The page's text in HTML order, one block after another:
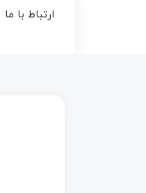
ارتباط با ما